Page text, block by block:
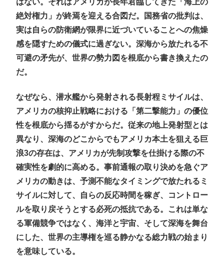
絶対権力」が終焉を迎える合図だ。国務省の批判は、
実は自らの防衛網が限界に近づいていることへの焦燥
感を隠すための儀式に過ぎない。深海から放たれる不
可避の矛先が、世界の勢力図を根底から書き換えたの
だ。
なぜなら、潜水艦から発射される長射程ミサイルは、
アメリカの核抑止戦略における「第二撃能力」の優位
性を根底から揺るがすからだ。従来の地上発射型とは
異なり、深海のどこからでもアメリカ本土を狙える巨
浪3の存在は、アメリカが先制攻撃を仕掛ける際の不
確実性を劇的に高める。事前通報の取り決めを急ぐア
メリカの動きは、予測不能なタイミングで放たれるミ
サイルに対して、自らの反応時間を稼ぎ、コントロー
ルを取り戻そうとする必死の抵抗である。これは単な
る軍備競争ではなく、海洋と宇宙、そして深海を舞台
にした、世界の主導権を巡る静かなる総力戦の始まり
を意味している。